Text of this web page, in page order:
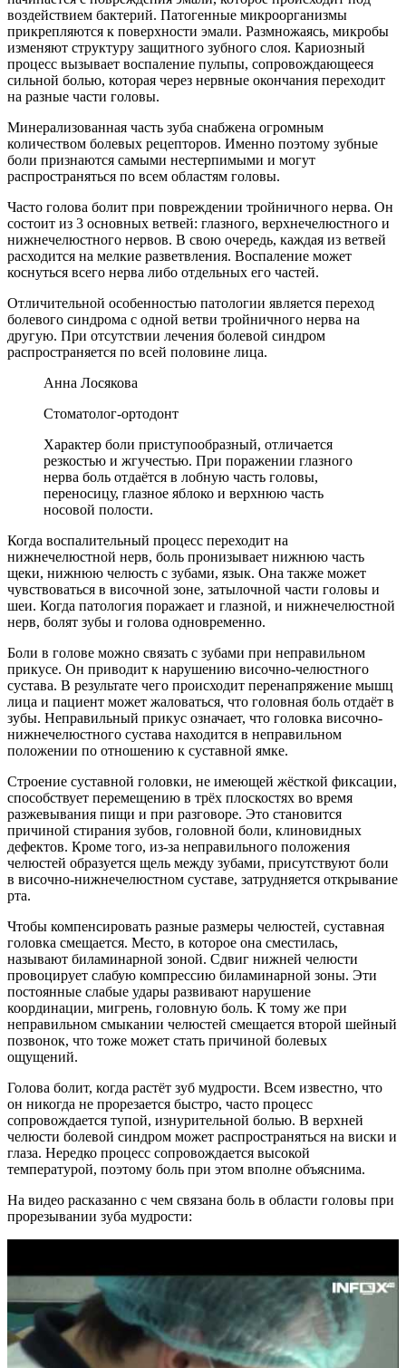
воздействием бактерий. Патогенные микроорганизмы
прикрепляются к поверхности эмали. Размножаясь, микробы
изменяют структуру защитного зубного слоя. Кариозный
процесс вызывает воспаление пульпы, сопровождающееся
сильной болью, которая через нервные окончания переходит
на разные части головы.
Минерализованная часть зуба снабжена огромным
количеством болевых рецепторов. Именно поэтому зубные
боли признаются самыми нестерпимыми и могут
распространяться по всем областям головы.
Часто голова болит при повреждении тройничного нерва. Он
состоит из 3 основных ветвей: глазного, верхнечелюстного и
нижнечелюстного нервов. В свою очередь, каждая из ветвей
расходится на мелкие разветвления. Воспаление может
коснуться всего нерва либо отдельных его частей.
Отличительной особенностью патологии является переход
болевого синдрома с одной ветви тройничного нерва на
другую. При отсутствии лечения болевой синдром
распространяется по всей половине лица.
Анна Лосякова
Стоматолог-ортодонт
Характер боли приступообразный, отличается
резкостью и жгучестью. При поражении глазного
нерва боль отдаётся в лобную часть головы,
переносицу, глазное яблоко и верхнюю часть
носовой полости.
Когда воспалительный процесс переходит на
нижнечелюстной нерв, боль пронизывает нижнюю часть
щеки, нижнюю челюсть с зубами, язык. Она также может
чувствоваться в височной зоне, затылочной части головы и
шеи. Когда патология поражает и глазной, и нижнечелюстной
нерв, болят зубы и голова одновременно.
Боли в голове можно связать с зубами при неправильном
прикусе. Он приводит к нарушению височно-челюстного
сустава. В результате чего происходит перенапряжение мышц
лица и пациент может жаловаться, что головная боль отдаёт в
зубы. Неправильный прикус означает, что головка височно-
нижнечелюстного сустава находится в неправильном
положении по отношению к суставной ямке.
Строение суставной головки, не имеющей жёсткой фиксации,
способствует перемещению в трёх плоскостях во время
разжевывания пищи и при разговоре. Это становится
причиной стирания зубов, головной боли, клиновидных
дефектов. Кроме того, из-за неправильного положения
челюстей образуется щель между зубами, присутствуют боли
в височно-нижнечелюстном суставе, затрудняется открывание
рта.
Чтобы компенсировать разные размеры челюстей, суставная
головка смещается. Место, в которое она сместилась,
называют биламинарной зоной. Сдвиг нижней челюсти
провоцирует слабую компрессию биламинарной зоны. Эти
постоянные слабые удары развивают нарушение
координации, мигрень, головную боль. К тому же при
неправильном смыкании челюстей смещается второй шейный
позвонок, что тоже может стать причиной болевых
ощущений.
Голова болит, когда растёт зуб мудрости. Всем известно, что
он никогда не прорезается быстро, часто процесс
сопровождается тупой, изнурительной болью. В верхней
челюсти болевой синдром может распространяться на виски и
глаза. Нередко процесс сопровождается высокой
температурой, поэтому боль при этом вполне объяснима.
На видео расказанно с чем связана боль в области головы при
прорезывании зуба мудрости: